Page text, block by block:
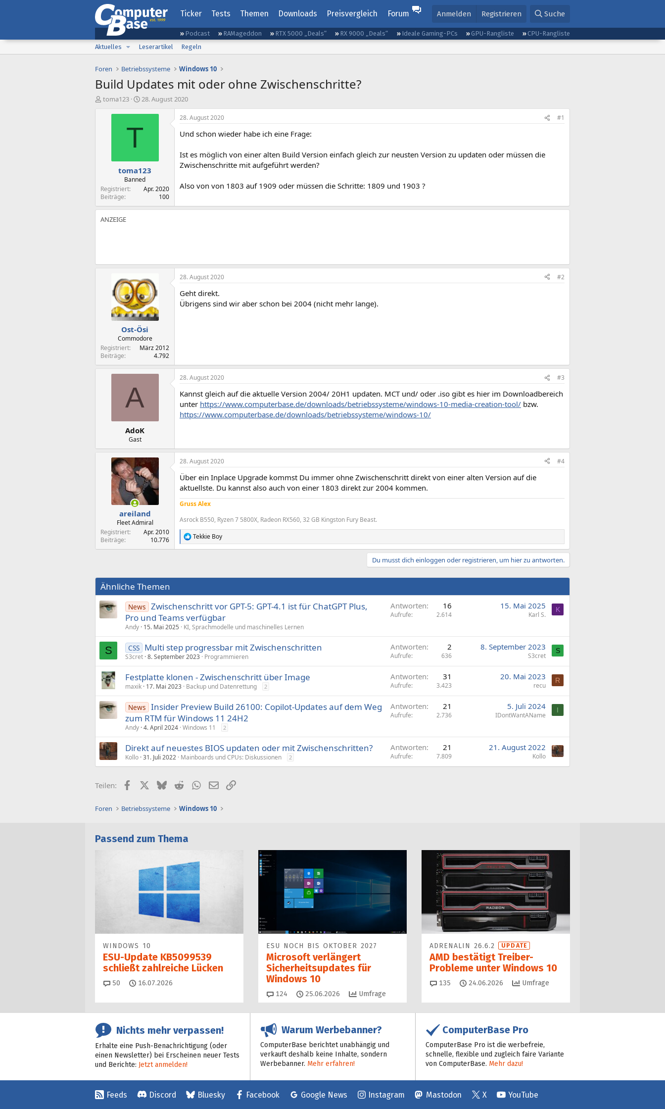
Ticker Tests Themen Downloads Preisvergleich Forum Anmelden Registrieren Suche
Podcast RAMageddon RTX 5000 „Deals“ RX 9000 „Deals“ Ideale Gaming-PCs GPU-Rangliste
CPU-Rangliste
Aktuelles
Leserartikel Regeln
Foren Betriebssysteme Windows 10
Build Updates mit oder ohne Zwischenschritte?
E
toma123
E
s
t
a
m
28. August 2020
T
toma123
Banned
Registriert
Apr. 2020
Beiträge
100
28. August 2020 #1
Und schon wieder habe ich eine Frage:
Ist es möglich von einer alten Build Version einfach gleich zur neusten Version zu updaten oder müssen die
Zwischenschritte mit aufgeführt werden?
Also von von 1803 auf 1909 oder müssen die Schritte: 1809 und 1903 ?
Ost-Ösi
Commodore
Registriert
März 2012
Beiträge
4.792
28. August 2020 #2
Geht direkt.
Übrigens sind wir aber schon bei 2004 (nicht mehr lange).
A
AdoK
Gast
28. August 2020 #3
Kannst gleich auf die aktuelle Version 2004/ 20H1 updaten. MCT und/ oder .iso gibt es hier im Downloadbereich
unter https://www.computerbase.de/downloads/betriebssysteme/windows-10-media-creation-tool/ bzw.
https://www.computerbase.de/downloads/betriebssysteme/windows-10/
areiland
Fleet Admiral
Registriert
Apr. 2010
Beiträge
10.776
28. August 2020 #4
Über ein Inplace Upgrade kommst Du immer ohne Zwischenschritt direkt von einer alten Version auf die
aktuellste. Du kannst also auch von einer 1803 direkt zur 2004 kommen.
Gruss Alex
Asrock B550, Ryzen 7 5800X, Radeon RX560, 32 GB Kingston Fury Beast.
R
e
i
n
e
n
:
Tekkie Boy
Du musst dich einloggen oder registrieren, um hier zu antworten.
Ähnliche Themen
News Zwischenschritt vor GPT-5: GPT-4.1 ist für ChatGPT Plus,
Pro und Teams verfügbar
Andy 15. Mai 2025 KI, Sprachmodelle und maschinelles Lernen
Antworten 16
Aufrufe 2.614
15. Mai 2025
Karl S.
K
S CSS Multi step progressbar mit Zwischenschritten
S3cret 8. September 2023 Programmieren
Antworten 2
Aufrufe 636
8. September 2023
S3cret
S
Festplatte klonen - Zwischenschritt über Image
maxik 17. Mai 2023 Backup und Datenrettung 2
Antworten 31
Aufrufe 3.423
20. Mai 2023
recu
R
News Insider Preview Build 26100: Copilot-Updates auf dem Weg
zum RTM für Windows 11 24H2
Andy 4. April 2024 Windows 11 2
Antworten 21
Aufrufe 2.736
5. Juli 2024
IDontWantAName
I
Direkt auf neuestes BIOS updaten oder mit Zwischenschritten?
Kollo 31. Juli 2022 Mainboards und CPUs: Diskussionen 2
Antworten 21
Aufrufe 7.809
21. August 2022
Kollo
Teilen: FacebookX (Twitter)
BlueskyRedditWhatsApp
E-MailLink
Foren Betriebssysteme Windows 10
Passend zum Thema
WINDOWS 10
ESU-Update KB5099539
schließt zahlreiche Lücken
50 Kommentare
16.07.2026
ESU NOCH BIS OKTOBER 2027
Microsoft verlängert
Sicherheitsupdates für
Windows 10
124 Kommentare
25.06.2026 Umfrage
ADRENALIN 26.6.2 UPDATE
AMD bestätigt Treiber-
Probleme unter Windows 10
135 Kommentare
24.06.2026 Umfrage
Nichts mehr verpassen!
Erhalte eine Push-Benachrichtigung (oder
einen Newsletter) bei Erscheinen neuer Tests
und Berichte: Jetzt anmelden!
Warum Werbebanner?
ComputerBase berichtet unabhängig und
verkauft deshalb keine Inhalte, sondern
Werbebanner. Mehr erfahren!
ComputerBase Pro
ComputerBase Pro ist die werbefreie,
schnelle, flexible und zugleich faire Variante
von ComputerBase. Mehr dazu!
Feeds Discord Bluesky Facebook Google News Instagram Mastodon X YouTube